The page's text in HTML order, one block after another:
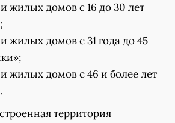
жилых домов с 16 до 30 лет
жилых домов с 31 года до 45
жилых домов с 46 и более лет
территория